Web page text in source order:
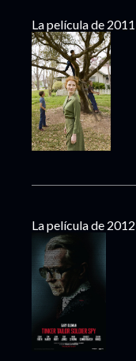
La película de 2011
La película de 2012